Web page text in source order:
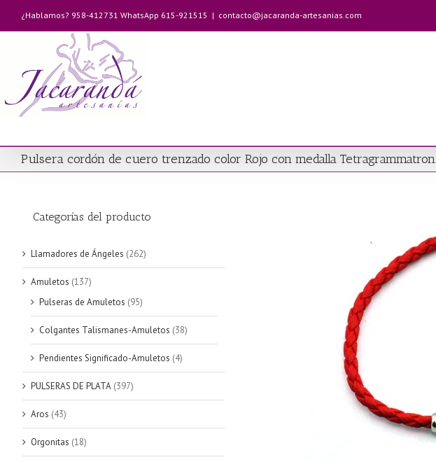
contenido
¿Hablamos? 958-412731 WhatsApp 615-921515 | contacto@jacaranda-artesanias.com
Pulsera cordón de cuero trenzado color Rojo con medalla Tetragrammatron
Categorías del producto
Llamadores de Ángeles (262)
Amuletos (137)
Pulseras de Amuletos (95)
Colgantes Talismanes-Amuletos (38)
Pendientes Significado-Amuletos (4)
PULSERAS DE PLATA (397)
Aros (43)
Orgonitas (18)